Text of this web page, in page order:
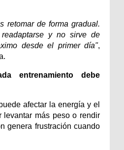
retomar de forma gradual.
y no sirve de
desde el primer día",
entrenamiento debe
afectar la energía y el
levantar más peso o rendir
genera frustración cuando